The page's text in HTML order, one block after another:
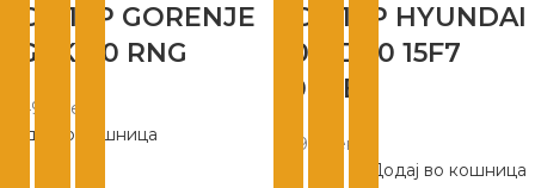
БОЈЛЕР GORENJE
TGRK 80 RNG
13.490
ден
Додај во кошница
БОЈЛЕР HYUNDAI
80Л D80 15F7
2000В
7.999
ден
Додај во кошница